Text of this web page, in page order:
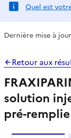
Quel est
Dernière mise à
Retour aux
solution
pré-remplie